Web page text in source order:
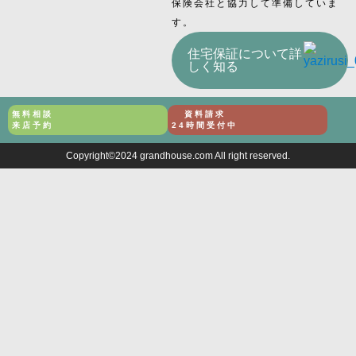
保険会社と協力して準備していま
す。
住宅保証について詳
しく知る
無料相談
来店予約
資料請求
24時間受付中
Copyright©2024 grandhouse.com All right reserved.